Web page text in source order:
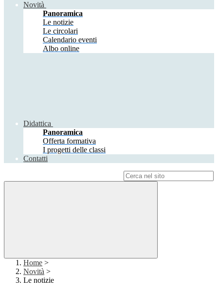
Novità
Panoramica
Le notizie
Le circolari
Calendario eventi
Albo online
Didattica
Panoramica
Offerta formativa
I progetti delle classi
Contatti
Home >
Novità >
Le notizie